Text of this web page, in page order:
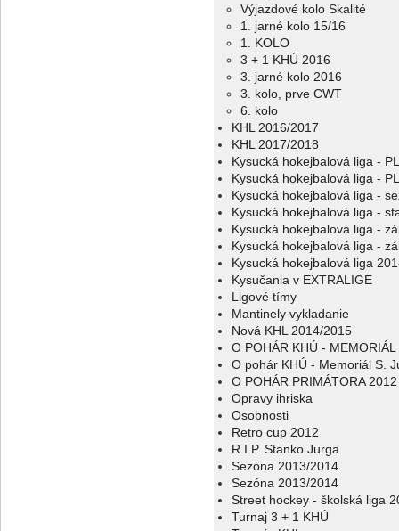
Výjazdové kolo Skalité
1. jarné kolo 15/16
1. KOLO
3 + 1 KHÚ 2016
3. jarné kolo 2016
3. kolo, prve CWT
6. kolo
KHL 2016/2017
KHL 2017/2018
Kysucká hokejbalová liga -
Kysucká hokejbalová liga -
Kysucká hokejbalová liga -
Kysucká hokejbalová liga -
Kysucká hokejbalová liga -
Kysucká hokejbalová liga -
Kysucká hokejbalová liga
Kysučania v EXTRALIGE
Ligové tímy
Mantinely vykladanie
Nová KHL 2014/2015
O POHÁR KHÚ - MEMORIÁL
O pohár KHÚ - Memoriál S.
O POHÁR PRIMÁTORA 2012
Opravy ihriska
Osobnosti
Retro cup 2012
R.I.P. Stanko Jurga
Sezóna 2013/2014
Sezóna 2013/2014
Street hockey - školská liga
Turnaj 3 + 1 KHÚ